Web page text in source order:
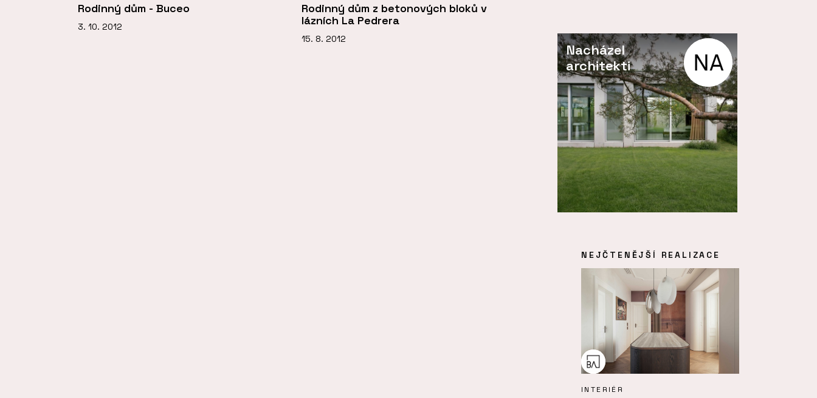
Rodinný dům - Buceo
3. 10. 2012
Rodinný dům z betonových bloků v
lázních La Pedrera
15. 8. 2012
Nacházel
architekti
NEJČTENĚJŠÍ REALIZACE
INTERIÉR